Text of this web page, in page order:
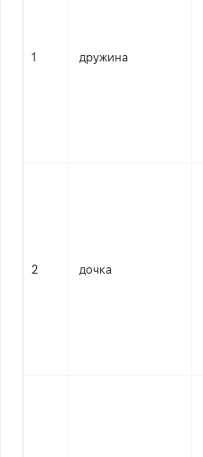
1 дружина
2 дочка